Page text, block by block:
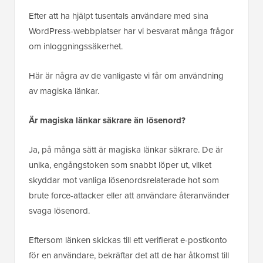
Efter att ha hjälpt tusentals användare med sina
WordPress-webbplatser har vi besvarat många frågor
om inloggningssäkerhet.
Här är några av de vanligaste vi får om användning
av magiska länkar.
Är magiska länkar säkrare än lösenord?
Ja, på många sätt är magiska länkar säkrare. De är
unika, engångstoken som snabbt löper ut, vilket
skyddar mot vanliga lösenordsrelaterade hot som
brute force-attacker eller att användare återanvänder
svaga lösenord.
Eftersom länken skickas till ett verifierat e-postkonto
för en användare, bekräftar det att de har åtkomst till